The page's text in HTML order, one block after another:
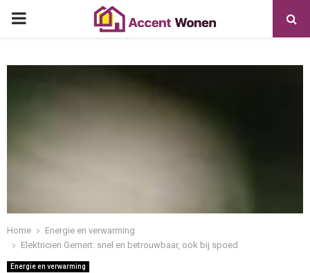
PRIMARY
Home
Energie en verwarming
Elektricien Gemert: snel en betrouwbaar, ook bij spoed
Energie en verwarming